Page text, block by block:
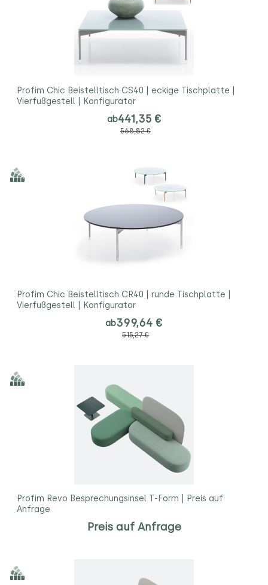
Profim Chic Beistelltisch CS40 | eckige Tischplatte |
Vierfußgestell | Konfigurator
ab441,35 €
568,82 €
Profim Chic Beistelltisch CR40 | runde Tischplatte |
Vierfußgestell | Konfigurator
ab399,64 €
515,27 €
Profim Revo Besprechungsinsel T-Form | Preis auf
Anfrage
Preis auf Anfrage